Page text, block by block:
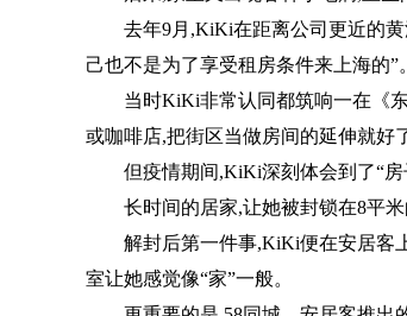
去年9月,KiKi在距离公司更近的
己也不是为了享受租房条件来上海的”。
当时KiKi非常认同都筑响一在《
或咖啡店,把街区当做房间的延伸就好
但疫情期间,KiKi深刻体会到了“房
长时间的居家,让她被封锁在8平
解封后第一件事,KiKi便在安居客
室让她感觉像“家”一般。